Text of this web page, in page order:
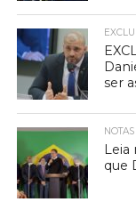
ser
NOTAS
que